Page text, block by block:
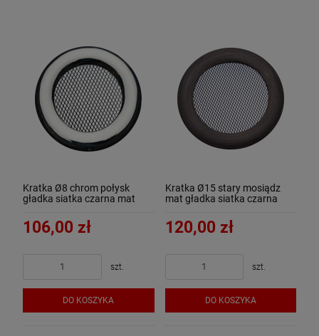
Kratka Ø8 chrom połysk
gładka siatka czarna mat
106,00 zł
szt.
DO KOSZYKA
Kratka Ø15 stary mosiądz
mat gładka siatka czarna
120,00 zł
szt.
DO KOSZYKA